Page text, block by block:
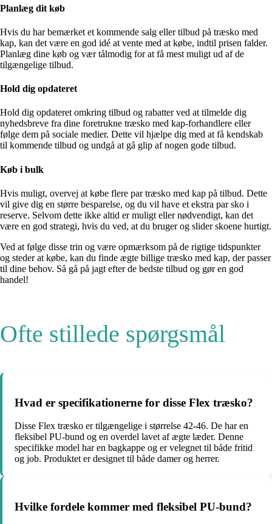
Planlæg dit køb
Hvis du har bemærket et kommende salg eller tilbud på træsko med
kap, kan det være en god idé at vente med at købe, indtil prisen falder.
Planlæg dine køb og vær tålmodig for at få mest muligt ud af de
tilgængelige tilbud.
Hold dig opdateret
Hold dig opdateret omkring tilbud og rabatter ved at tilmelde dig
nyhedsbreve fra dine foretrukne træsko med kap-forhandlere eller
følge dem på sociale medier. Dette vil hjælpe dig med at få kendskab
til kommende tilbud og undgå at gå glip af nogen gode tilbud.
Køb i bulk
Hvis muligt, overvej at købe flere par træsko med kap på tilbud. Dette
vil give dig en større besparelse, og du vil have et ekstra par sko i
reserve. Selvom dette ikke altid er muligt eller nødvendigt, kan det
være en god strategi, hvis du ved, at du bruger og slider skoene hurtigt.
Ved at følge disse trin og være opmærksom på de rigtige tidspunkter
og steder at købe, kan du finde ægte billige træsko med kap, der passer
til dine behov. Så gå på jagt efter de bedste tilbud og gør en god
handel!
Ofte stillede spørgsmål
Hvad er specifikationerne for disse Flex træsko?
Disse Flex træsko er tilgængelige i størrelse 42-46. De har en
fleksibel PU-bund og en overdel lavet af ægte læder. Denne
specifikke model har en bagkappe og er velegnet til både fritid
og job. Produktet er designet til både damer og herrer.
Hvilke fordele kommer med fleksibel PU-bund?